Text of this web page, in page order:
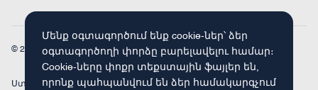
Մենք օգտագործում ենք cookie-ներ՝ ձեր
օգտագործողի փորձը բարելավելու համար։
Cookie-ները փոքր տեքստային ֆայլեր են,
որոնք պահպանվում են ձեր համակարգչում
© 2026 Armenia Travel. Բոլոր իրավունքները պաշտպանված են։
Ստեղծված է Concept Studio